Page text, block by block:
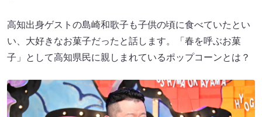
高知出身ゲストの島崎和歌子も子供の頃に食べていたとい
い、大好きなお菓子だったと話します。「春を呼ぶお菓
子」として高知県民に親しまれているポップコーンとは？